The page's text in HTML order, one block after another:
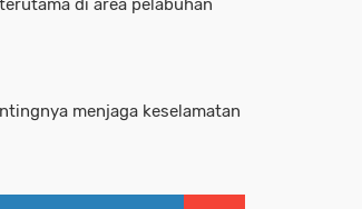
menjaga keselamatan